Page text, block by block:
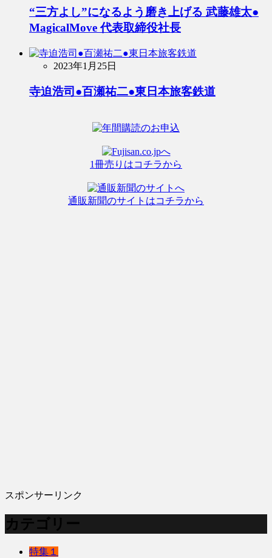
“三方よし”になるよう磨き上げる 武藤雄太●
MagicalMove 代表取締役社長
2023年1月25日
寺迫浩司●百瀬祐二●東日本旅客鉄道
1冊売りはコチラから
通販新聞のサイトはコチラから
スポンサーリンク
カテゴリー
特集１